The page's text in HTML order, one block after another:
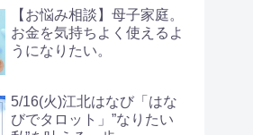
【お悩み相談】母子家庭。
お金を気持ちよく使えるよ
うになりたい。
5/16(火)江北はなび「はな
びでタロット」”なりたい